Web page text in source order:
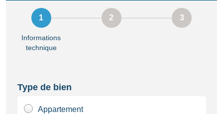
Informations
technique
Type de bien
Appartement